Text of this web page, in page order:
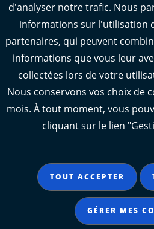
Manger 17
L'Observatoire des
Maritime
Accessibilité :
Mentions légales
Données
Gestion des cookies
d'analyser notre trafic. Nous
informations sur l'utilisation
partenaires, qui peuvent
informations que vous leur
collectées lors de votre
Nous conservons vos choix de
mois. À tout moment, vous
cliquant sur le lien
TOUT ACCEPTER
GÉRER MES